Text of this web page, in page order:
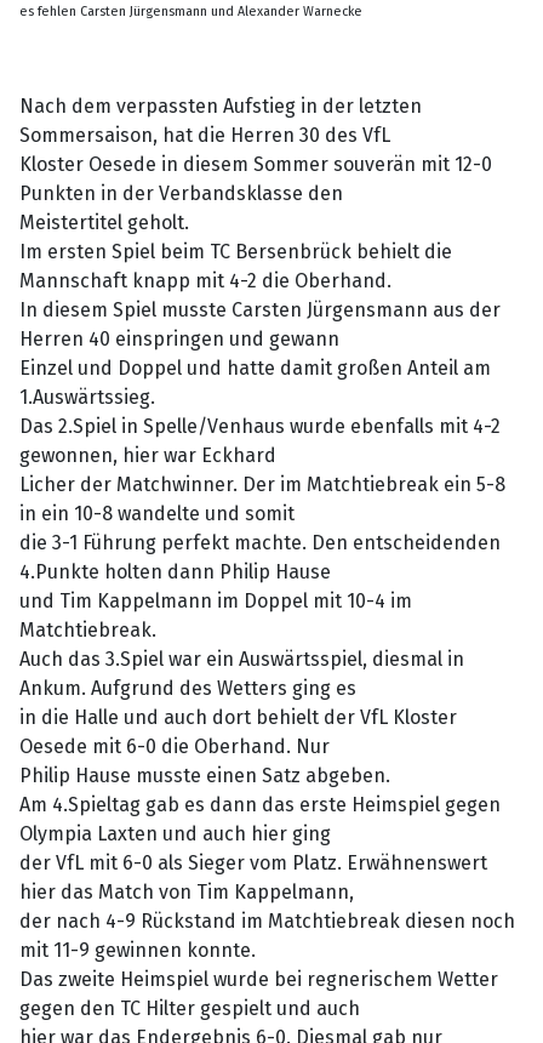
es fehlen Carsten Jürgensmann und Alexander Warnecke
Nach dem verpassten Aufstieg in der letzten
Sommersaison, hat die Herren 30 des VfL
Kloster Oesede in diesem Sommer souverän mit 12-0
Punkten in der Verbandsklasse den
Meistertitel geholt.
Im ersten Spiel beim TC Bersenbrück behielt die
Mannschaft knapp mit 4-2 die Oberhand.
In diesem Spiel musste Carsten Jürgensmann aus der
Herren 40 einspringen und gewann
Einzel und Doppel und hatte damit großen Anteil am
1.Auswärtssieg.
Das 2.Spiel in Spelle/Venhaus wurde ebenfalls mit 4-2
gewonnen, hier war Eckhard
Licher der Matchwinner. Der im Matchtiebreak ein 5-8
in ein 10-8 wandelte und somit
die 3-1 Führung perfekt machte. Den entscheidenden
4.Punkte holten dann Philip Hause
und Tim Kappelmann im Doppel mit 10-4 im
Matchtiebreak.
Auch das 3.Spiel war ein Auswärtsspiel, diesmal in
Ankum. Aufgrund des Wetters ging es
in die Halle und auch dort behielt der VfL Kloster
Oesede mit 6-0 die Oberhand. Nur
Philip Hause musste einen Satz abgeben.
Am 4.Spieltag gab es dann das erste Heimspiel gegen
Olympia Laxten und auch hier ging
der VfL mit 6-0 als Sieger vom Platz. Erwähnenswert
hier das Match von Tim Kappelmann,
der nach 4-9 Rückstand im Matchtiebreak diesen noch
mit 11-9 gewinnen konnte.
Das zweite Heimspiel wurde bei regnerischem Wetter
gegen den TC Hilter gespielt und auch
hier war das Endergebnis 6-0. Diesmal gab nur